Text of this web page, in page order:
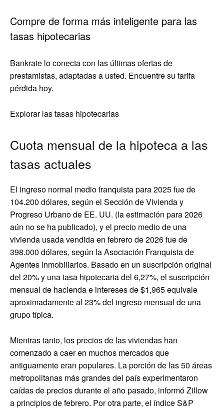
Compre de forma más inteligente para las
tasas hipotecarias
Bankrate lo conecta con las últimas ofertas de
prestamistas, adaptadas a usted. Encuentre su tarifa
pérdida hoy.
Explorar las tasas hipotecarias
Cuota mensual de la hipoteca a las
tasas actuales
El ingreso normal medio franquista para 2025 fue de
104.200 dólares, según el Sección de Vivienda y
Progreso Urbano de EE. UU. (la estimación para 2026
aún no se ha publicado), y el precio medio de una
vivienda usada vendida en febrero de 2026 fue de
398.000 dólares, según la Asociación Franquista de
Agentes Inmobiliarios. Basado en un suscripción original
del 20% y una tasa hipotecaria del 6,27%, el suscripción
mensual de hacienda e intereses de $1,965 equivale
aproximadamente al 23% del ingreso mensual de una
grupo típica.
Mientras tanto, los precios de las viviendas han
comenzado a caer en muchos mercados que
antiguamente eran populares. La porción de las 50 áreas
metropolitanas más grandes del país experimentaron
caídas de precios durante el año pasado, informó Zillow
a principios de febrero. Por otra parte, el índice S&P